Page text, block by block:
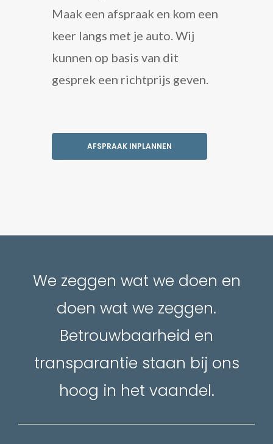
Maak een afspraak en kom een
keer langs met je auto. Wij
kunnen op basis van dit
gesprek een richtprijs geven.
AFSPRAAK INPLANNEN
We zeggen wat we doen en
doen wat we zeggen.
Betrouwbaarheid en
transparantie staan bij ons
hoog in het vaandel.